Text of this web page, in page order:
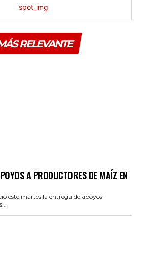
RELEVANTE
A PRODUCTORES DE MAÍZ EN
este martes la entrega de apoyos